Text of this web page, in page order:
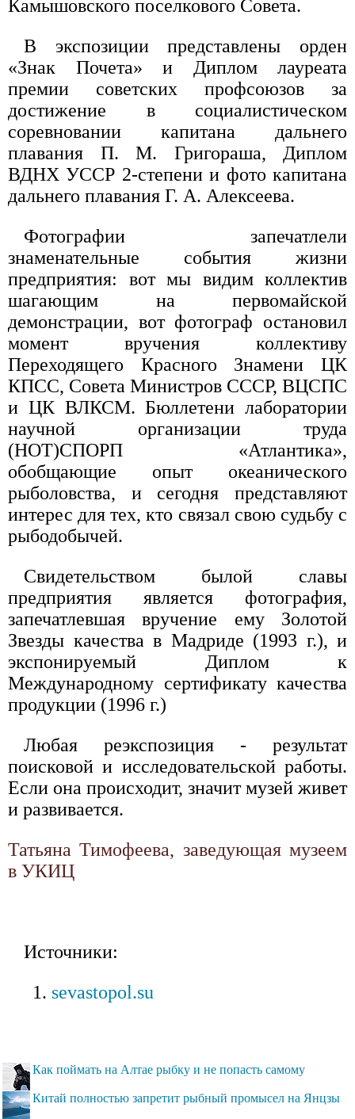
Камышовского поселкового Совета.
В экспозиции представлены орден
«Знак Почета» и Диплом лауреата
премии советских профсоюзов за
достижение в социалистическом
соревновании капитана дальнего
плавания П. М. Григораша, Диплом
ВДНХ УССР 2-степени и фото капитана
дальнего плавания Г. А. Алексеева.
Фотографии запечатлели
знаменательные события жизни
предприятия: вот мы видим коллектив
шагающим на первомайской
демонстрации, вот фотограф остановил
момент вручения коллективу
Переходящего Красного Знамени ЦК
КПСС, Совета Министров СССР, ВЦСПС
и ЦК ВЛКСМ. Бюллетени лаборатории
научной организации труда
(НОТ)СПОРП «Атлантика»,
обобщающие опыт океанического
рыболовства, и сегодня представляют
интерес для тех, кто связал свою судьбу с
рыбодобычей.
Свидетельством былой славы
предприятия является фотография,
запечатлевшая вручение ему Золотой
Звезды качества в Мадриде (1993 г.), и
экспонируемый Диплом к
Международному сертификату качества
продукции (1996 г.)
Любая реэкспозиция - результат
поисковой и исследовательской работы.
Если она происходит, значит музей живет
и развивается.
Татьяна Тимофеева, заведующая музеем
в УКИЦ
Источники:
sevastopol.su
Как поймать на Алтае рыбку и не попасть самому
Китай полностью запретит рыбный промысел на Янцзы